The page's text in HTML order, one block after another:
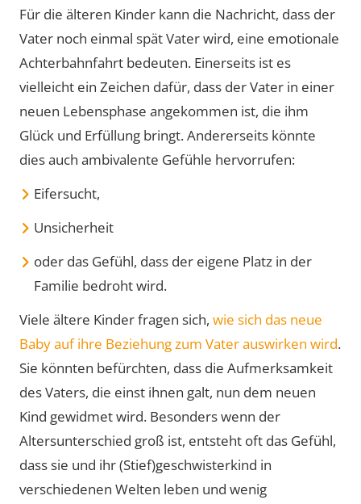
Für die älteren Kinder kann die Nachricht, dass der
Vater noch einmal spät Vater wird, eine emotionale
Achterbahnfahrt bedeuten. Einerseits ist es
vielleicht ein Zeichen dafür, dass der Vater in einer
neuen Lebensphase angekommen ist, die ihm
Glück und Erfüllung bringt. Andererseits könnte
dies auch ambivalente Gefühle hervorrufen:
Eifersucht,
Unsicherheit
oder das Gefühl, dass der eigene Platz in der
Familie bedroht wird.
Viele ältere Kinder fragen sich, wie sich das neue
Baby auf ihre Beziehung zum Vater auswirken wird.
Sie könnten befürchten, dass die Aufmerksamkeit
des Vaters, die einst ihnen galt, nun dem neuen
Kind gewidmet wird. Besonders wenn der
Altersunterschied groß ist, entsteht oft das Gefühl,
dass sie und ihr (Stief)geschwisterkind in
verschiedenen Welten leben und wenig